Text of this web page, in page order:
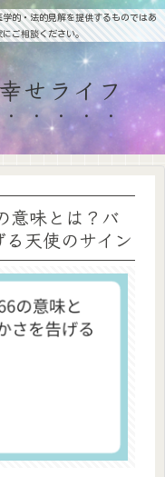
的・法的見解を提供するものではあ
ご相談ください。
せライフ
意味とは？バ
天使のサイン